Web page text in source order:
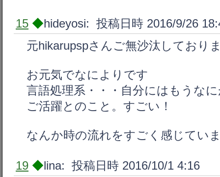
15 ◆hideyosi: 投稿日時 2016/9/26
元hikarupspさんご無沙汰しており
お元気でなによりです
言語処理系・・・自分にはもうな
ご活躍とのこと。すごい！
なんか時の流れをすごく感じてい
19 ◆lina: 投稿日時 2016/10/1 4:16